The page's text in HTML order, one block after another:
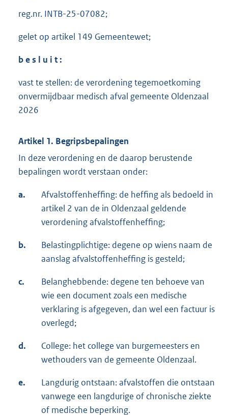
reg.nr. INTB-25-07082;
gelet op artikel 149 Gemeentewet;
b e s l u i t :
vast te stellen: de verordening tegemoetkoming
onvermijdbaar medisch afval gemeente Oldenzaal
2026
Artikel 1. Begripsbepalingen
In deze verordening en de daarop berustende
bepalingen wordt verstaan onder:
a.
Afvalstoffenheffing: de heffing als bedoeld in
artikel 2 van de in Oldenzaal geldende
verordening afvalstoffenheffing;
b.
Belastingplichtige: degene op wiens naam de
aanslag afvalstoffenheffing is gesteld;
c.
Belanghebbende: degene ten behoeve van
wie een document zoals een medische
verklaring is afgegeven, dan wel een factuur is
overlegd;
d.
College: het college van burgemeesters en
wethouders van de gemeente Oldenzaal.
e.
Langdurig ontstaan: afvalstoffen die ontstaan
vanwege een langdurige of chronische ziekte
of medische beperking.